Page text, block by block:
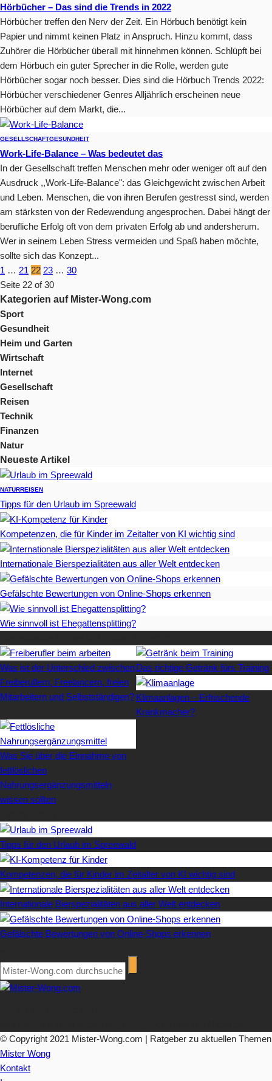
Hörbücher – Das sind die Trends in 2022
Hörbücher treffen den Nerv der Zeit. Ein Hörbuch benötigt kein
Papier und nimmt keinen Platz in Anspruch. Hinzu kommt, dass
Zuhörer die Hörbücher überall mit hinnehmen können. Schlüpft bei
dem Hörbuch ein guter Sprecher in die Rolle, werden gute
Hörbücher sogar noch besser. Dies sind die Hörbuch Trends 2022:
Hörbücher verschiedener Genres Alljährlich erscheinen neue
Hörbücher auf dem Markt, die...
GESELLSCHAFTGESUNDHEIT
Work-Life-Balance – Was bedeutet das
In der Gesellschaft treffen Menschen mehr oder weniger oft auf den
Ausdruck ,,Work-Life-Balance": das Gleichgewicht zwischen Arbeit
und Leben. Menschen, die von ihren Berufen gestresst sind, werden
am stärksten von der Redewendung angesprochen. Dabei hängt der
berufliche Erfolg oft von dem privaten Erfolg ab und andersherum.
Wer in seinem Leben Stress vermeiden und Spaß haben möchte,
sollte sich das Konzept...
1 … 21 22 23 … 30
Seite 22 of 30
Kategorien auf Mister-Wong.com
Sport
Gesundheit
Heim und Garten
Wirtschaft
Internet
Gesellschaft
Reisen
Technik
Finanzen
Natur
Neueste Artikel
NATURREISEN
Tipps für den Urlaub im Spreewald
Kompetenzen, die für Kinder im Zeitalter von KI wichtig sind
Internationale Bierspezialitäten aus aller Welt entdecken
Gefälschte Bewertungen von Online-Shops erkennen
Wie sinnvoll ist Ehegattensplitting?
Was ist der Unterschied zwischen
Freiberuflern, Freelancern, freien
Mitarbeitern und Selbstständigen?
Das richtige Getränk fürs Training
Klimaanlagen – Erfrischende
Krankmacher?
Was Sie über die Einnahme von
fettlöslichen
Nahrungsergänzungsmitteln
wissen sollten
Tipps für den Urlaub im Spreewald
Kompetenzen, die für Kinder im Zeitalter von KI wichtig sind
Internationale Bierspezialitäten aus aller Welt entdecken
Gefälschte Bewertungen von Online-Shops erkennen
© Copyright 2021 Mister-Wong.com | Ratgeber zu aktuellen Themen
Mister Wong
Kontakt